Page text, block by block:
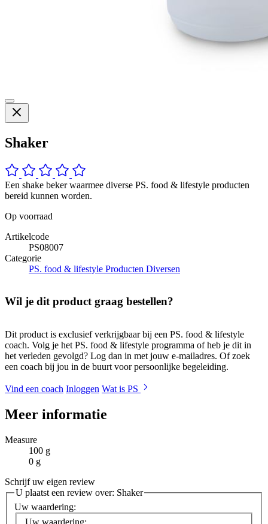
Shaker
Een shake beker waarmee diverse PS. food & lifestyle producten
bereid kunnen worden.
Op voorraad
Artikelcode
PS08007
Categorie
PS. food & lifestyle Producten Diversen
Wil je dit product graag bestellen?
Dit product is exclusief verkrijgbaar bij een PS. food & lifestyle
coach. Volg je het PS. food & lifestyle programma of heb je dit in
het verleden gevolgd? Log dan in met jouw e-mailadres. Of zoek
een coach bij jou in de buurt voor persoonlijke begeleiding.
Vind een coach Inloggen Wat is PS
Meer informatie
Measure
100 g
0 g
Schrijf uw eigen review
U plaatst een review over: Shaker
Uw waardering: